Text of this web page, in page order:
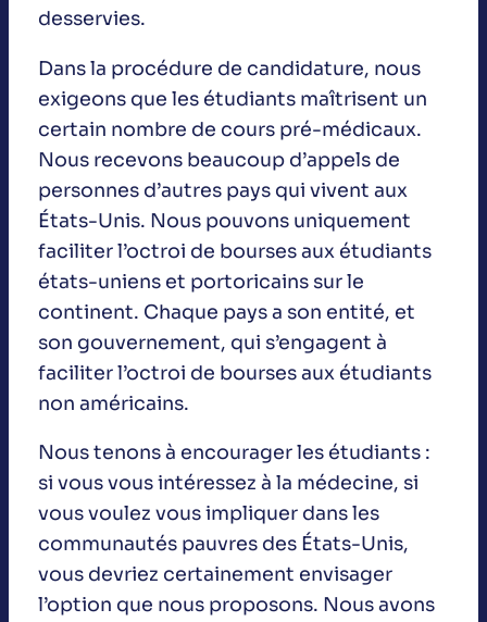
desservies.
Dans la procédure de candidature, nous
exigeons que les étudiants maîtrisent un
certain nombre de cours pré-médicaux.
Nous recevons beaucoup d’appels de
personnes d’autres pays qui vivent aux
États-Unis. Nous pouvons uniquement
faciliter l’octroi de bourses aux étudiants
états-uniens et portoricains sur le
continent. Chaque pays a son entité, et
son gouvernement, qui s’engagent à
faciliter l’octroi de bourses aux étudiants
non américains.
Nous tenons à encourager les étudiants :
si vous vous intéressez à la médecine, si
vous voulez vous impliquer dans les
communautés pauvres des États-Unis,
vous devriez certainement envisager
l’option que nous proposons. Nous avons